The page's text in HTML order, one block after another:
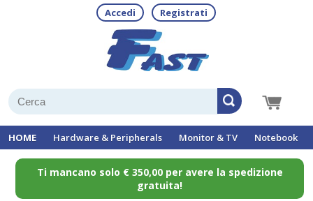
Accedi Registrati
HOME Hardware & Peripherals Monitor & TV Notebook
Ti mancano solo € 350,00 per avere la spedizione
gratuita!